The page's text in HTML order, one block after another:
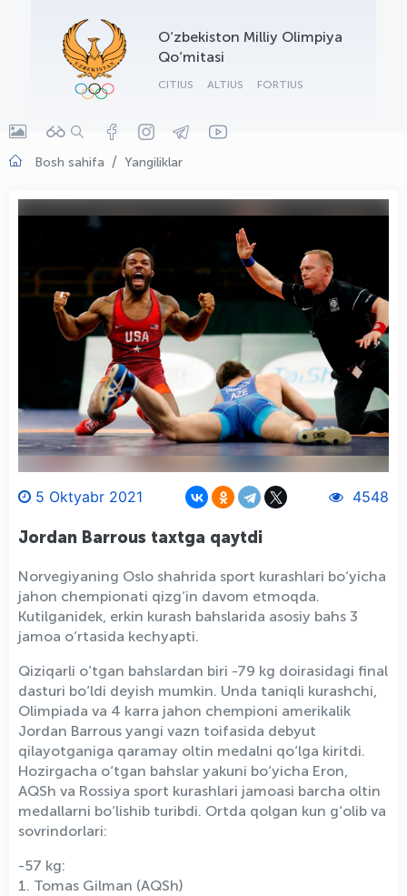
O‘zbekiston Milliy Olimpiya
Qo‘mitasi
CITIUS ALTIUS FORTIUS
Bosh sahifa Yangiliklar
5 Oktyabr 2021 4548
Jordan Barrous taxtga qaytdi
Norvegiyaning Oslo shahrida sport kurashlari bo‘yicha
jahon chempionati qizg‘in davom etmoqda.
Kutilganidek, erkin kurash bahslarida asosiy bahs 3
jamoa o‘rtasida kechyapti.
Qiziqarli o‘tgan bahslardan biri -79 kg doirasidagi final
dasturi bo‘ldi deyish mumkin. Unda taniqli kurashchi,
Olimpiada va 4 karra jahon chempioni amerikalik
Jordan Barrous yangi vazn toifasida debyut
qilayotganiga qaramay oltin medalni qo‘lga kiritdi.
Hozirgacha o‘tgan bahslar yakuni bo‘yicha Eron,
AQSh va Rossiya sport kurashlari jamoasi barcha oltin
medallarni bo‘lishib turibdi. Ortda qolgan kun g‘olib va
sovrindorlari:
-57 kg:
1. Tomas Gilman (AQSh)
OLYMPCHIK AI - yordamchi
Onlayn · olympic.uz